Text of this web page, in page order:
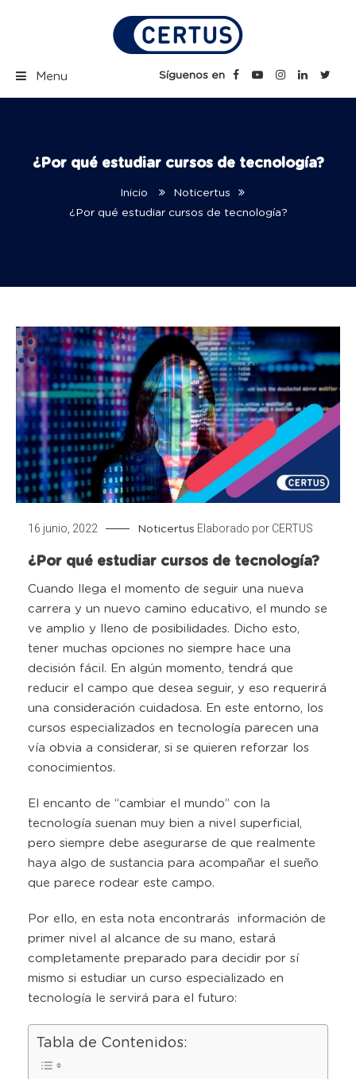
Certus Blog | Carreras
Menu Síguenos en
¿Por qué estudiar cursos de tecnología?
Inicio
Noticertus
¿Por qué estudiar cursos de tecnología?
16 junio, 2022 Noticertus Elaborado por CERTUS
¿Por qué estudiar cursos de tecnología?
Cuando llega el momento de seguir una nueva
carrera y un nuevo camino educativo, el mundo se
ve amplio y lleno de posibilidades. Dicho esto,
tener muchas opciones no siempre hace una
decisión fácil. En algún momento, tendrá que
reducir el campo que desea seguir, y eso requerirá
una consideración cuidadosa. En este entorno, los
cursos especializados en tecnología parecen una
vía obvia a considerar, si se quieren reforzar los
conocimientos.
El encanto de “cambiar el mundo” con la
tecnología suenan muy bien a nivel superficial,
pero siempre debe asegurarse de que realmente
haya algo de sustancia para acompañar el sueño
que parece rodear este campo.
Por ello, en esta nota encontrarás información de
primer nivel al alcance de su mano, estará
completamente preparado para decidir por sí
mismo si estudiar un curso especializado en
tecnología le servirá para el futuro:
Tabla de Contenidos: